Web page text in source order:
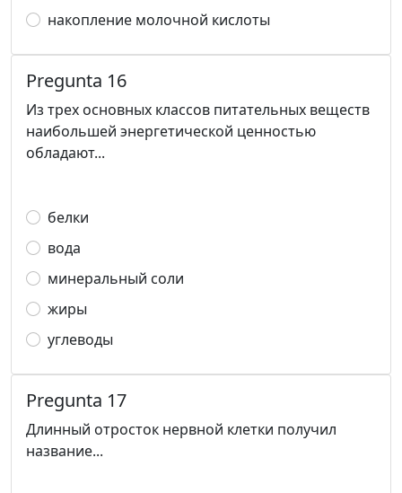
накопление молочной кислоты
Pregunta 16
Из трех основных классов питательных веществ
наибольшей энергетической ценностью
обладают...
белки
вода
минеральный соли
жиры
углеводы
Pregunta 17
Длинный отросток нервной клетки получил
название...